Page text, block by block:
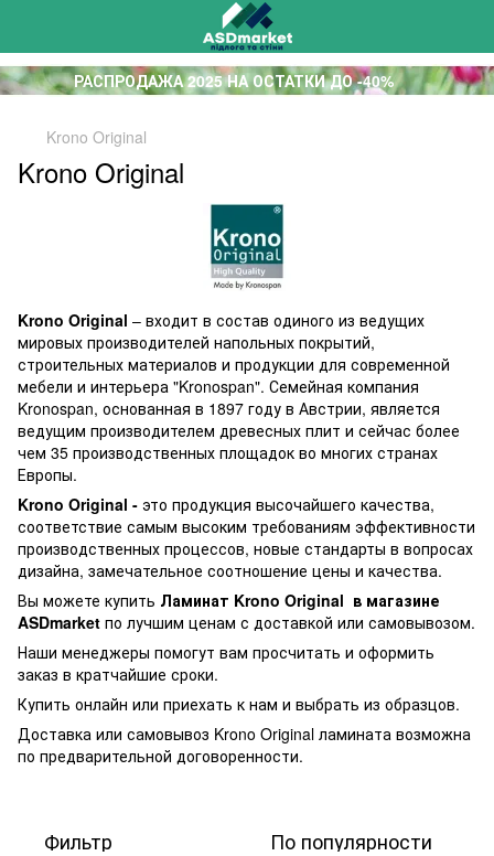
РАСПРОДАЖА 2025 НА ОСТАТКИ ДО -40%
Krono Original
Krono Original
Krono Original – входит в состав одиного из ведущих
мировых производителей напольных покрытий,
строительных материалов и продукции для современной
мебели и интерьера "Kronospan". Семейная компания
Kronospan, основанная в 1897 году в Австрии, является
ведущим производителем древесных плит и сейчас более
чем 35 производственных площадок во многих странах
Европы.
Krono Original - это продукция высочайшего качества,
соответствие самым высоким требованиям эффективности
производственных процессов, новые стандарты в вопросах
дизайна, замечательное соотношение цены и качества.
Вы можете купить Ламинат Krono Original в магазине
ASDmarket по лучшим ценам с доставкой или самовывозом.
Наши менеджеры помогут вам просчитать и оформить
заказ в кратчайшие сроки.
Купить онлайн или приехать к нам и выбрать из образцов.
Доставка или самовывоз Krono Original ламината возможна
по предварительной договоренности.
Фильтр По популярности